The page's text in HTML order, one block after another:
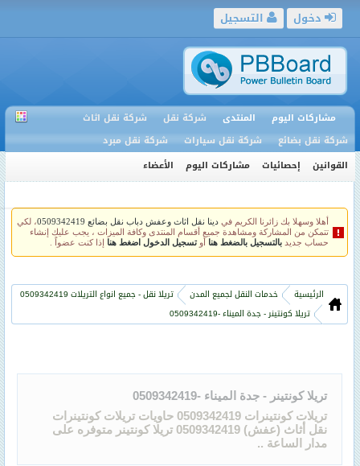
التسجيل دخول
مشاركات اليوم المنتدى شركة نقل
شركة نقل اثاث
شركة نقل بضائع
شركة نقل سيارات
شركة نقل مبرد
القوانين
إحصائيات مشاركات اليوم الأعضاء
أهلا وسهلا بك زائرنا الكريم فيدينا نقل اثاث وعفش دباب نقل بضائع 0509342419
، لكي
تتمكن من المشاركة ومشاهدة جميع أقسام المنتدى وكافة الميزات ، يجب عليك إنشاء
حساب جديدبالتسجيل بالضغط هنا أوتسجيل الدخول اضغط هنا إذا كنت عضواً .
الرئيسية خدمات النقل لجميع المدن
تريلا نقل - جميع انواع التريلات 0509342419
تريلا كونتينر - جدة الميناء -0509342419
تريلا كونتينر - جدة الميناء -0509342419
تريلات كونتينرات 0509342419 حاويات تريلات كونتينرات
نقل أثاث (عفش) 0509342419 تريلا كونتينر متوفره على
مدار الساعة ..